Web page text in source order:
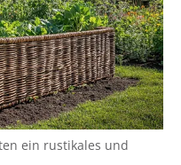
ein rustikales und